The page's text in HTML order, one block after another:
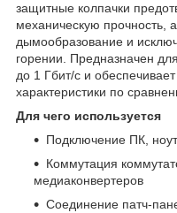
защитные колпачки
механическую прочность,
дымообразование и
горении. Предназначен
до 1 Гбит/с и
характеристики по
Для чего используется
Подключение ПК,
Коммутация
медиаконвертеров
Соединение